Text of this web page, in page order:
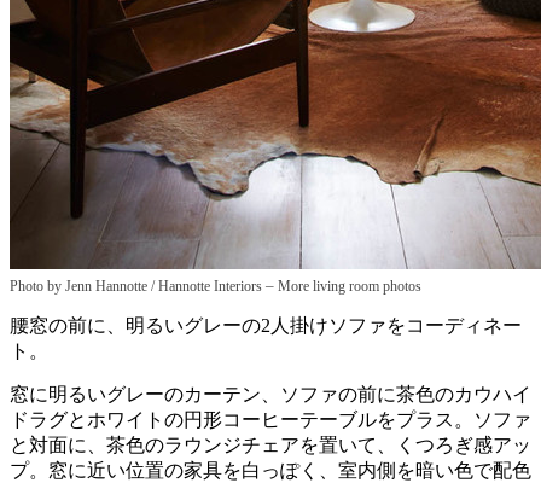
Photo by Jenn Hannotte / Hannotte Interiors – More living room photos
腰窓の前に、明るいグレーの2人掛けソファをコーディネー
ト。
窓に明るいグレーのカーテン、ソファの前に茶色のカウハイ
ドラグとホワイトの円形コーヒーテーブルをプラス。ソファ
と対面に、茶色のラウンジチェアを置いて、くつろぎ感アッ
プ。窓に近い位置の家具を白っぽく、室内側を暗い色で配色